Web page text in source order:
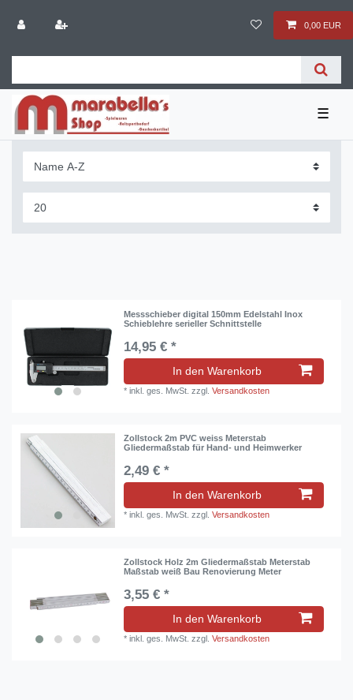
0,00 EUR
☰
Messschieber digital 150mm Edelstahl Inox
Schieblehre serieller Schnittstelle
14,95 € *
In den Warenkorb
*inkl. ges. MwSt. zzgl.Versandkosten
Zollstock 2m PVC weiss Meterstab
Gliedermaßstab für Hand- und Heimwerker
2,49 € *
In den Warenkorb
*inkl. ges. MwSt. zzgl.Versandkosten
Zollstock Holz 2m Gliedermaßstab Meterstab
Maßstab weiß Bau Renovierung Meter
3,55 € *
In den Warenkorb
*inkl. ges. MwSt. zzgl.Versandkosten